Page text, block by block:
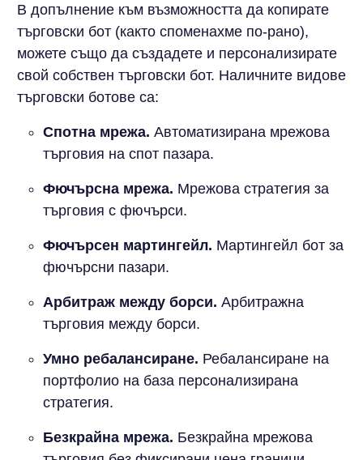
В допълнение към възможността да копирате
търговски бот (както споменахме по-рано),
можете също да създадете и персонализирате
свой собствен търговски бот. Наличните видове
търговски ботове са:
Спотна мрежа. Автоматизирана мрежова
търговия на спот пазара.
Фючърсна мрежа. Мрежова стратегия за
търговия с фючърси.
Фючърсен мартингейл. Мартингейл бот за
фючърсни пазари.
Арбитраж между борси. Арбитражна
търговия между борси.
Умно ребалансиране. Ребалансиране на
портфолио на база персонализирана
стратегия.
Безкрайна мрежа. Безкрайна мрежова